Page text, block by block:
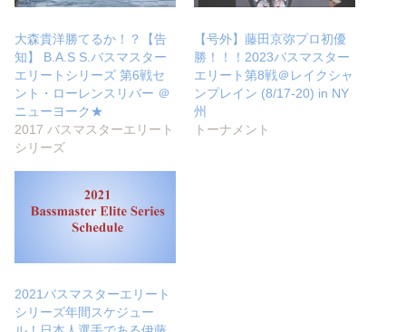
大森貴洋勝てるか！？【告
知】 B.A.S S.バスマスター
エリートシリーズ 第6戦セ
ント・ローレンスリバー ＠
ニューヨーク★
2017 バスマスターエリート
シリーズ
【号外】藤田京弥プロ初優
勝！！！2023バスマスター
エリート第8戦＠レイクシャ
ンプレイン (8/17-20) in NY
州
トーナメント
2021バスマスターエリート
シリーズ年間スケジュー